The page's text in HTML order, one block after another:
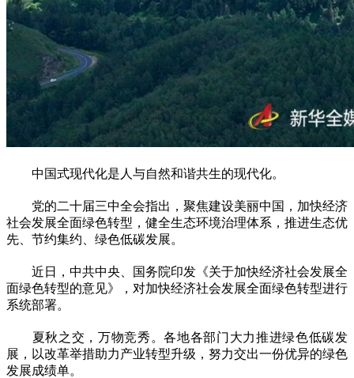
中国式现代化是人与自然和谐共生的现代化。
党的二十届三中全会指出，聚焦建设美丽中国，加快经济
社会发展全面绿色转型，健全生态环境治理体系，推进生态优
先、节约集约、绿色低碳发展。
近日，中共中央、国务院印发《关于加快经济社会发展全
面绿色转型的意见》，对加快经济社会发展全面绿色转型进行
系统部署。
夏秋之交，万物竞秀。各地各部门大力推进绿色低碳发
展，以改革举措助力产业转型升级，努力交出一份优异的绿色
发展成绩单。